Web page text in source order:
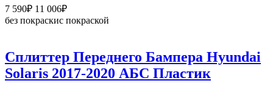
7 590₽ 11 006₽Диапазон
цен:
11
006₽
без покраскис покраской
Сплиттер Переднего Бампера Hyundai
Solaris 2017-2020 АБС Пластик